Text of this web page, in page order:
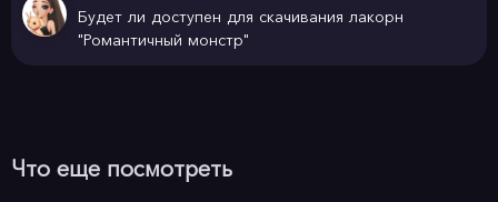
Будет ли доступен для скачивания лакорн
"Романтичный монстр"
Что еще посмотреть